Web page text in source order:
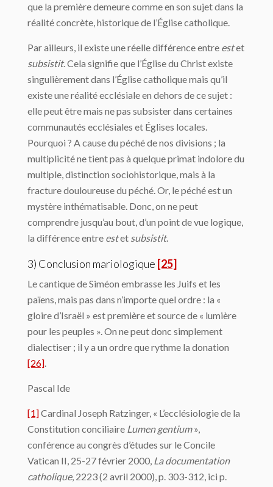
que la première demeure comme en son sujet dans la
réalité concrète, historique de l’Église catholique.
Par ailleurs, il existe une réelle différence entre estet
subsistit. Cela signifie que l’Église du Christ existe
singulièrement dans l’Église catholique mais qu’il
existe une réalité ecclésiale en dehors de ce sujet :
elle peut être mais ne pas subsister dans certaines
communautés ecclésiales et Églises locales.
Pourquoi ? A cause du péché de nos divisions ; la
multiplicité ne tient pas à quelque primat indolore du
multiple, distinction sociohistorique, mais à la
fracture douloureuse du péché. Or, le péché est un
mystère inthématisable. Donc, on ne peut
comprendre jusqu’au bout, d’un point de vue logique,
la différence entre estet subsistit.
3) Conclusion mariologique [25]
Le cantique de Siméon embrasse les Juifs et les
païens, mais pas dans n’importe quel ordre : la «
gloire d’Israël » est première et source de « lumière
pour les peuples ». On ne peut donc simplement
dialectiser ; il y a un ordre que rythme la donation
[26].
Pascal Ide
[1]Cardinal Joseph Ratzinger, « L’ecclésiologie de la
Constitution conciliaire Lumen gentium»,
conférence au congrès d’études sur le Concile
Vatican II, 25-27 février 2000, La documentation
catholique, 2223 (2 avril 2000), p. 303-312, ici p.